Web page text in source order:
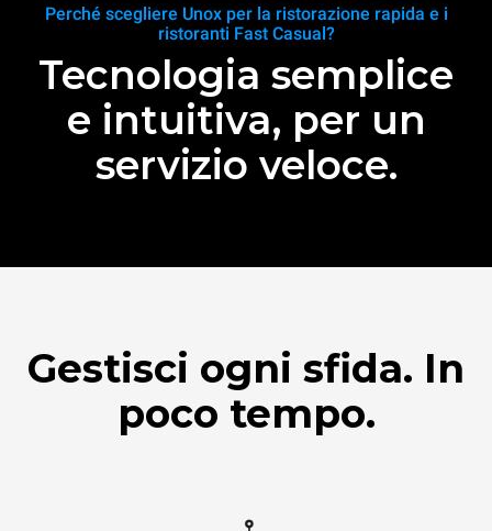
Perché scegliere Unox per la ristorazione rapida e i
ristoranti Fast Casual?
Tecnologia semplice
e intuitiva, per un
servizio veloce.
Gestisci ogni sfida. In
poco tempo.